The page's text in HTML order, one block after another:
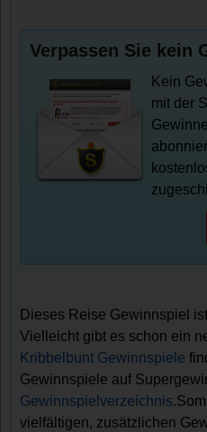
Verpassen Sie kein
Kein
mit der
Dieses Reise Gewinnspiel
Vielleicht gibt es schon ein
Kribbelbunt Gewinnspiele
Gewinnspiele auf
Gewinnspielverzeichnis
vielfältigen, zusätzlichen